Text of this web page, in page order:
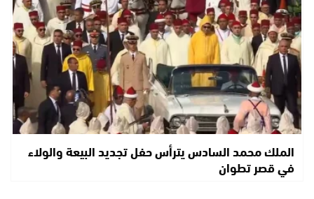
الملك محمد السادس يترأس حفل تجديد البيعة والولاء
في قصر تطوان